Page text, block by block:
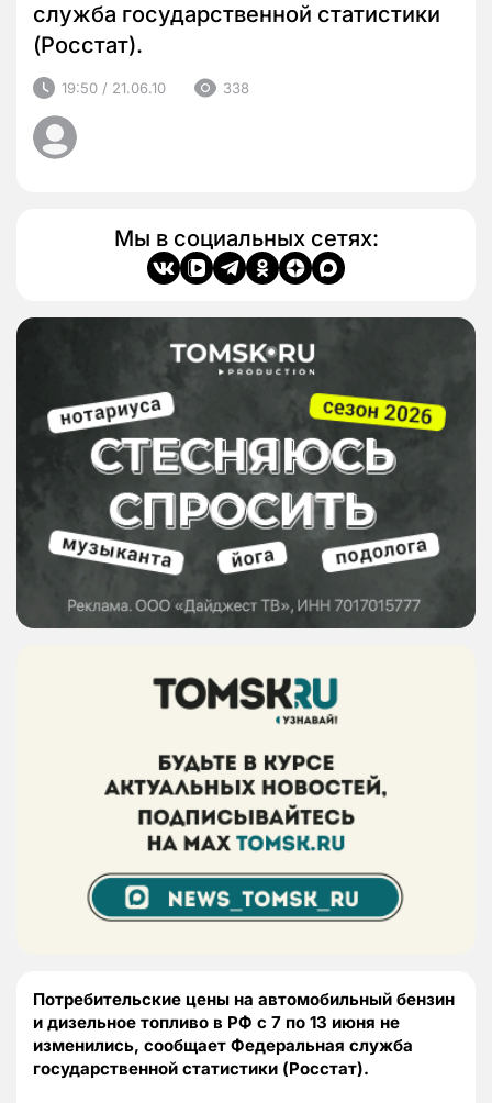
служба государственной статистики
(Росстат).
19:50 / 21.06.10 338
Мы в социальных сетях:
Потребительские цены на автомобильный бензин
и дизельное топливо в РФ с 7 по 13 июня не
изменились, сообщает Федеральная служба
государственной статистики (Росстат).